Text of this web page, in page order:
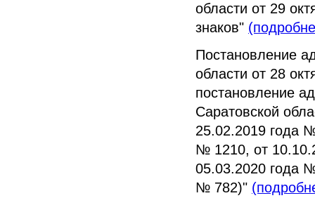
области от 29
знаков"
Постановление
области от 28
постановление
Саратовской
25.02.2019 года
№ 1210, от
05.03.2020 года
№ 782)"